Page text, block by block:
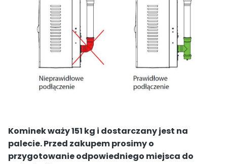
Kominek waży 151 kg i dostarczany jest na
palecie. Przed zakupem prosimy o
przygotowanie odpowiedniego miejsca do